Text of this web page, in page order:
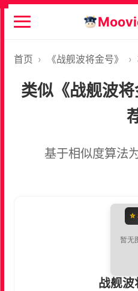
首页 › 《战舰波将金号》 ›
类似《战舰波
基于相似度算法
战舰波